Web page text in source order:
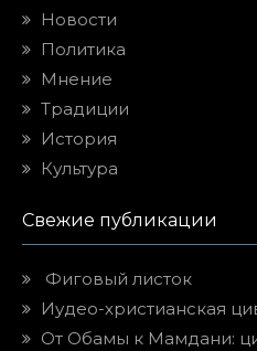
Новости
Политика
Мнение
Традиции
История
Культура
Свежие публикации
Фиговый листок
Иудео-христианская
От Обамы к Мамдани: